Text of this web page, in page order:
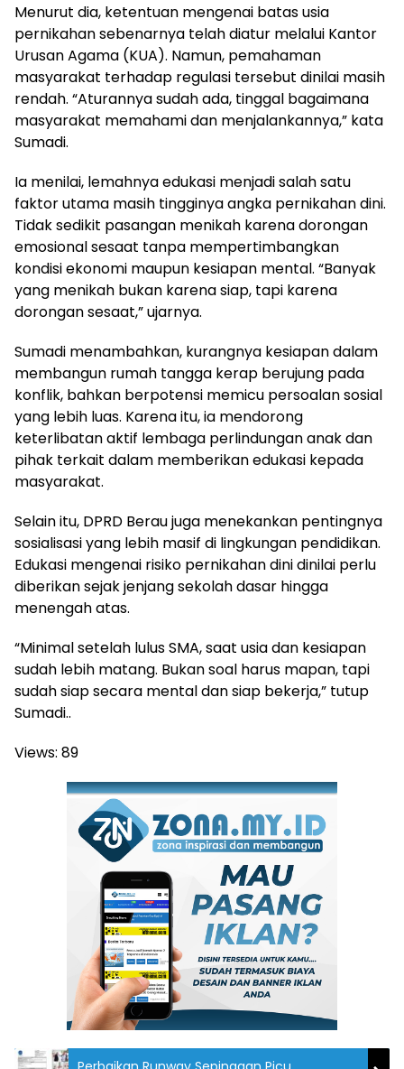
Menurut dia, ketentuan mengenai batas usia
pernikahan sebenarnya telah diatur melalui Kantor
Urusan Agama (KUA). Namun, pemahaman
masyarakat terhadap regulasi tersebut dinilai masih
rendah. “Aturannya sudah ada, tinggal bagaimana
masyarakat memahami dan menjalankannya,” kata
Sumadi.
Ia menilai, lemahnya edukasi menjadi salah satu
faktor utama masih tingginya angka pernikahan dini.
Tidak sedikit pasangan menikah karena dorongan
emosional sesaat tanpa mempertimbangkan
kondisi ekonomi maupun kesiapan mental. “Banyak
yang menikah bukan karena siap, tapi karena
dorongan sesaat,” ujarnya.
Sumadi menambahkan, kurangnya kesiapan dalam
membangun rumah tangga kerap berujung pada
konflik, bahkan berpotensi memicu persoalan sosial
yang lebih luas. Karena itu, ia mendorong
keterlibatan aktif lembaga perlindungan anak dan
pihak terkait dalam memberikan edukasi kepada
masyarakat.
Selain itu, DPRD Berau juga menekankan pentingnya
sosialisasi yang lebih masif di lingkungan pendidikan.
Edukasi mengenai risiko pernikahan dini dinilai perlu
diberikan sejak jenjang sekolah dasar hingga
menengah atas.
“Minimal setelah lulus SMA, saat usia dan kesiapan
sudah lebih matang. Bukan soal harus mapan, tapi
sudah siap secara mental dan siap bekerja,” tutup
Sumadi..
Views: 89